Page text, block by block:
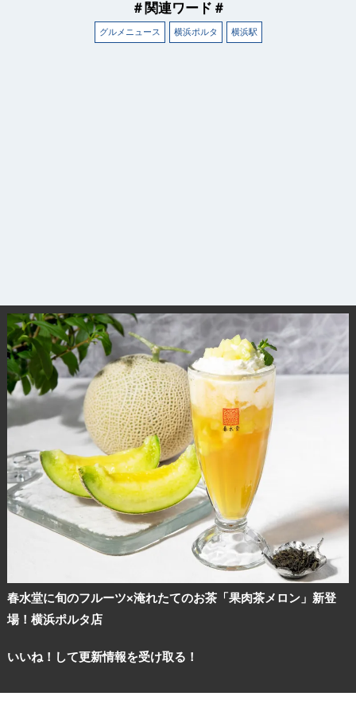
＃関連ワード＃
グルメニュース 横浜ポルタ 横浜駅
春水堂に旬のフルーツ×淹れたてのお茶「果肉茶メロン」新登
場！横浜ポルタ店
いいね！して更新情報を受け取る！